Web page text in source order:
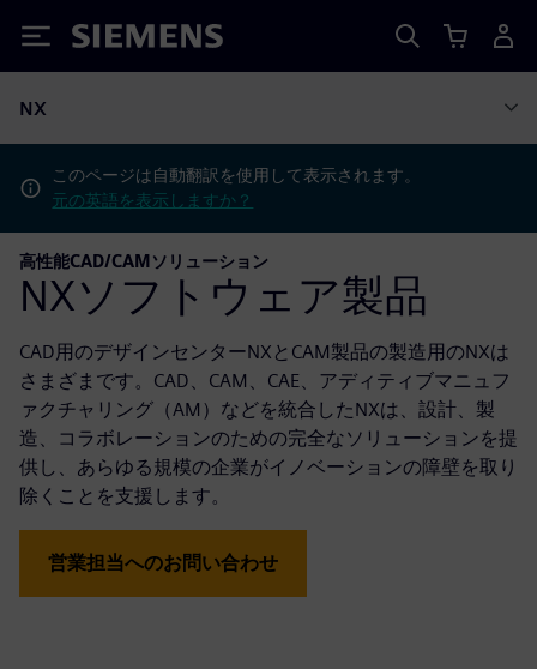
Siemens
NX
このページは自動翻訳を使用して表示されます。
元の英語を表示しますか？
高性能CAD/CAMソリューション
NXソフトウェア製品
CAD用のデザインセンターNXとCAM製品の製造用のNXは
さまざまです。CAD、CAM、CAE、アディティブマニュフ
ァクチャリング（AM）などを統合したNXは、設計、製
造、コラボレーションのための完全なソリューションを提
供し、あらゆる規模の企業がイノベーションの障壁を取り
除くことを支援します。
営業担当へのお問い合わせ